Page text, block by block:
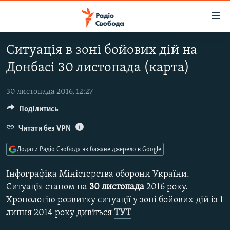
до
основного
Перейти
до
навігації
Перейти
до
пошуку
РАДІО СВОБОДА – 70 РОКІВ
ВСЕ ЗА ДОБУ
СТАТТІ
ПОЛІТИКА
ЕКОНОМІКА
СУСПІЛЬСТВО
СПОРТ
УКРАЇНА
ВІЙНА
РОСІЙСЬКА «ФІЛЬТРАЦІЯ»
ДОНБАС.РЕАЛІЇ
ТИ ЯК?
СХЕМИ
КИТАЙ.ВИКЛИКИ
Ситуація в зоні бойових дій на
Донбасі 30 листопада (карта)
30 листопада 2016, 12:27
Інфографіка Міністерства оборони України.
Ситуація станом на 30 листопада 2016 року.
Хронологію розвитку ситуації у зоні бойових дій із 1
липня 2014 року дивіться ТУТ
Поділитись
Читати без VPN
Додати Радіо Свобода як бажане джерело в Google